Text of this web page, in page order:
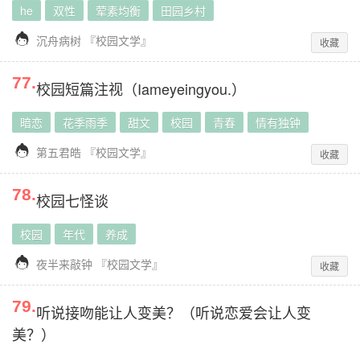
he 双性 荤素均衡 田园乡村
 沉舟病树 『校园文学』 收藏
77.校园短篇注视（Iameyeingyou.）
暗恋 花季雨季 甜文 校园 青春 情有独钟
 第五君皓 『校园文学』 收藏
78.校园七怪谈
校园 年代 养成
 夜半来敲钟 『校园文学』 收藏
79.听说接吻能让人变美？（听说恋爱会让人变
美？）